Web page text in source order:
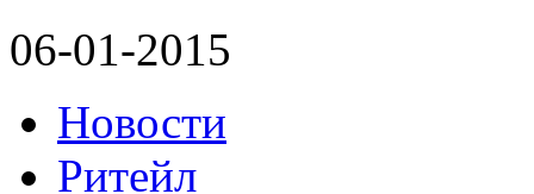
06-01-2015
Новости
Ритейл